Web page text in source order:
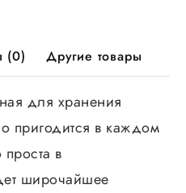
(0) Другие товары
для хранения
пригодится в каждом
в
широчайшее